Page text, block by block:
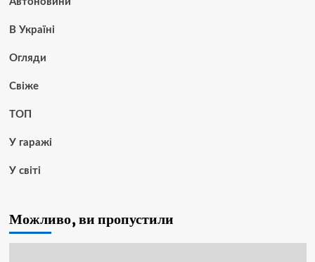
В Україні
Огляди
Свіже
ТОП
У гаражі
У світі
Можливо, ви пропустили